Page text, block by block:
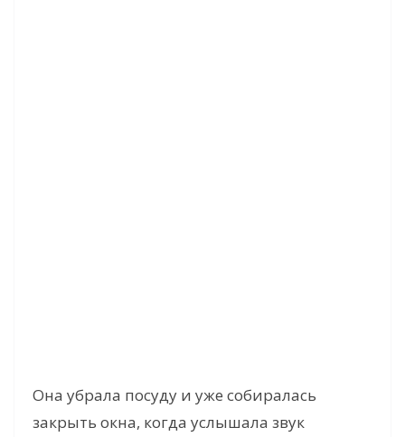
Она убрала посуду и уже собиралась
закрыть окна, когда услышала звук